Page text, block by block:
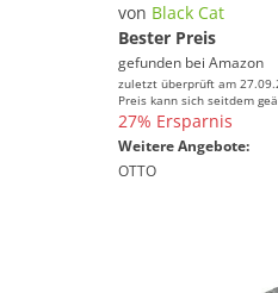
von Black Cat
Bester Preis
gefunden bei Amazon
zuletzt überprüft am
Preis kann sich seitdem
27% Ersparnis
Weitere Angebote:
OTTO